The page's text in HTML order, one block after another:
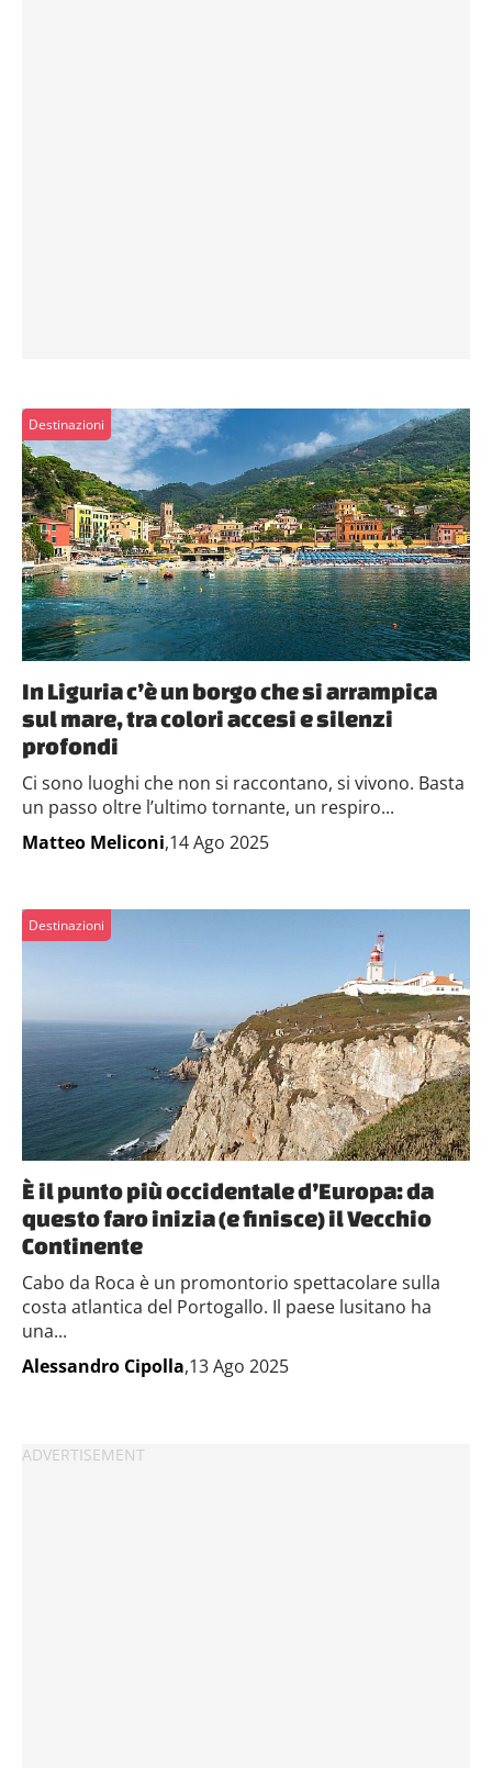
Destinazioni
In Liguria c’è un borgo che si arrampica
sul mare, tra colori accesi e silenzi
profondi
Ci sono luoghi che non si raccontano, si vivono. Basta
un passo oltre l’ultimo tornante, un respiro...
Matteo Meliconi,14 Ago 2025
Destinazioni
È il punto più occidentale d’Europa: da
questo faro inizia (e finisce) il Vecchio
Continente
Cabo da Roca è un promontorio spettacolare sulla
costa atlantica del Portogallo. Il paese lusitano ha
una...
Alessandro Cipolla,13 Ago 2025